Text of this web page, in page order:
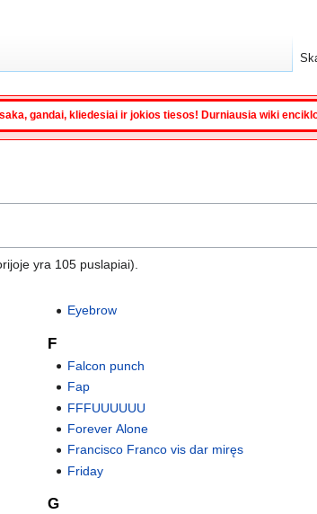
gandai, kliedesiai ir jokios tiesos! Durniausia wiki
yra 105 puslapiai).
Eyebrow
F
Falcon punch
Fap
FFFUUUUUU
Forever Alone
Francisco Franco vis dar miręs
Friday
G